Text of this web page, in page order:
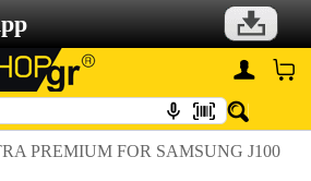
PREMIUM FOR SAMSUNG J100